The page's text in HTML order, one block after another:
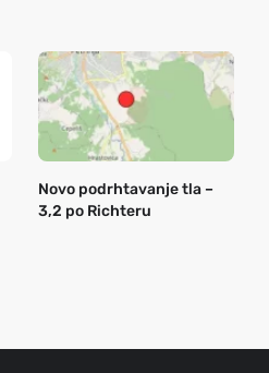
Novo podrhtavanje tla –
3,2 po Richteru